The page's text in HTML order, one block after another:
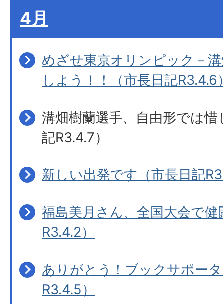
4月
めざせ東京オリンピック－
しよう！！（市長日記R3.4.6
溝畑樹蘭選手、自由形では
記R3.4.7）
新しい出発です（市長日記
福島美月さん、全国大会で健
R3.4.2）
ありがとう！ブックサポー
R3.4.5）